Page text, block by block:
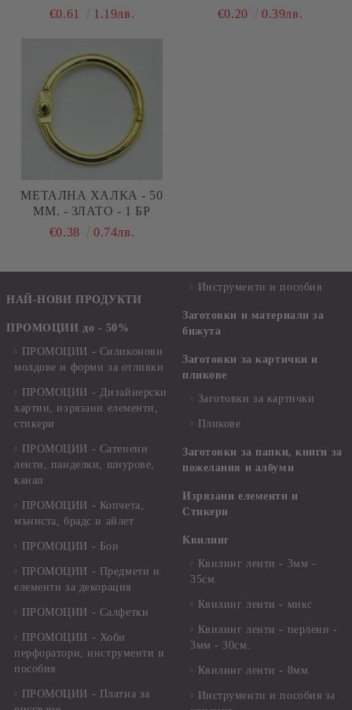
€0.61
1.19лв.
€0.20
0.39лв.
МЕТАЛНА ХАЛКА - 50
ММ. - ЗЛАТО - 1 БР
€0.38
0.74лв.
НАЙ-НОВИ ПРОДУКТИ
ПРОМОЦИИ до - 50%
ПРОМОЦИИ - Силиконови
молдове и форми за отливки
ПРОМОЦИИ - Дизайнерски
хартии, изрязани елементи,
стикери
ПРОМОЦИИ - Сатенени
ленти, панделки, шнурове,
канап
ПРОМОЦИИ - Копчета,
мъниста, брадс и айлет
ПРОМОЦИИ - Бои
ПРОМОЦИИ - Предмети и
елементи за декорация
ПРОМОЦИИ - Салфетки
ПРОМОЦИИ - Хоби
перфоратори, инструменти и
пособия
ПРОМОЦИИ - Платна за
Инструменти и пособия
Заготовки и материали за
бижута
Заготовки за картички и
пликове
Заготовки за картички
Пликове
Заготовки за папки, книги за
пожелания и албуми
Изрязани елементи и
Стикери
Квилинг
Квилинг ленти - 3мм -
35см.
Квилинг ленти - микс
Квилинг ленти - перлени -
3мм - 30см.
Квилинг ленти - 8мм
Инструменти и пособия за